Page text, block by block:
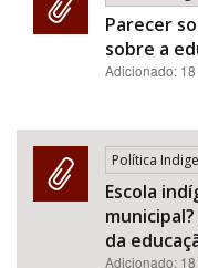
Parecer
sobre a
Adicionado:
Política
Escola
da
Adicionado: